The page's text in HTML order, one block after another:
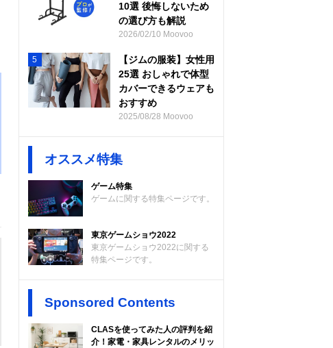
10選 後悔しないため
の選び方も解説
2026/02/10 Moovoo
5
【ジムの服装】女性用
25選 おしゃれで体型
カバーできるウェアも
おすすめ
2025/08/28 Moovoo
オススメ特集
ゲーム特集
ゲームに関する特集ページです。
東京ゲームショウ2022
東京ゲームショウ2022に関する
特集ページです。
Sponsored Contents
CLASを使ってみた人の評判を紹
介！家電・家具レンタルのメリッ